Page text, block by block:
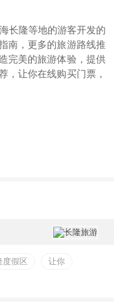
长隆等地的游客开发的
南，更多的旅游路线推
完美的旅游体验，提供
，让你在线购买门票，
地购买预订服务;
有经验，让旅途更畅
度假区 让你